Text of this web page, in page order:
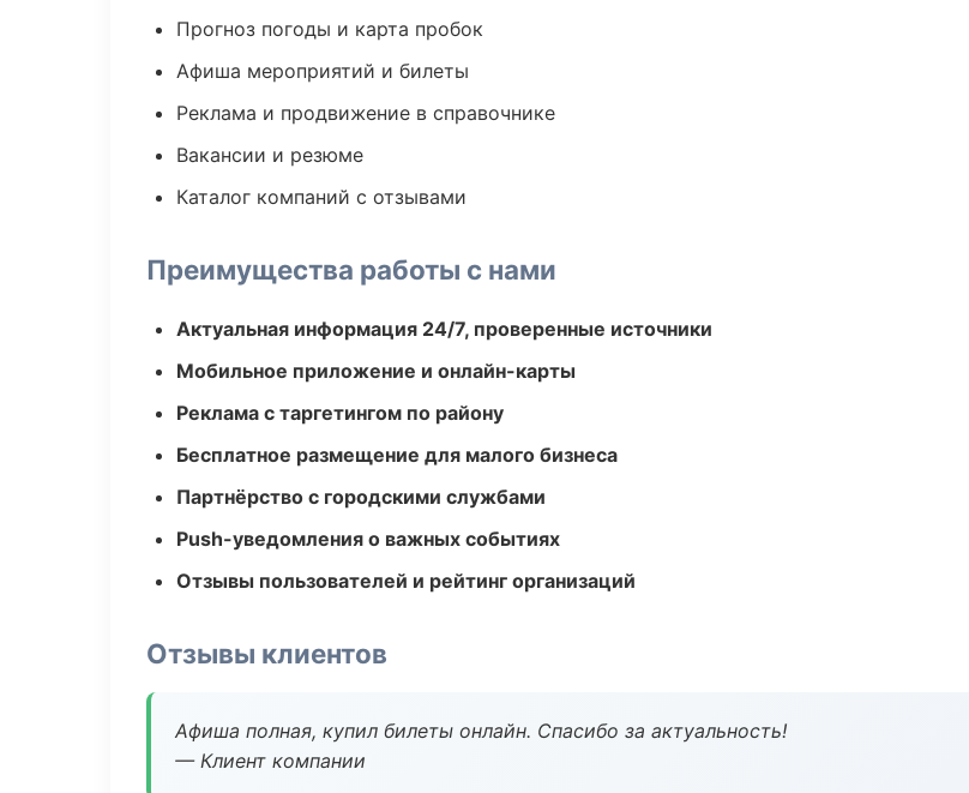
Прогноз погоды и карта пробок
Афиша мероприятий и билеты
Реклама и продвижение в справочнике
Вакансии и резюме
Каталог компаний с отзывами
Преимущества работы с нами
Актуальная информация 24/7, проверенные источники
Мобильное приложение и онлайн-карты
Реклама с таргетингом по району
Бесплатное размещение для малого бизнеса
Партнёрство с городскими службами
Push-уведомления о важных событиях
Отзывы пользователей и рейтинг организаций
Отзывы клиентов
Афиша полная, купил билеты онлайн. Спасибо за актуальность!
— Клиент компании